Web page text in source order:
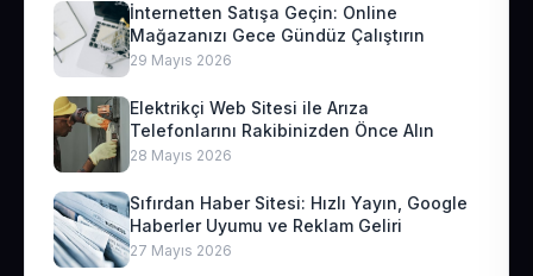
İnternetten Satışa Geçin: Online
Mağazanızı Gece Gündüz Çalıştırın
29 Mayıs 2026
Elektrikçi Web Sitesi ile Arıza
Telefonlarını Rakibinizden Önce Alın
28 Mayıs 2026
Sıfırdan Haber Sitesi: Hızlı Yayın, Google
Haberler Uyumu ve Reklam Geliri
27 Mayıs 2026